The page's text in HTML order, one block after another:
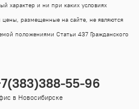
55-96
в Новосибирске
характер и ни при каких условиях
размещенные на сайте, не являются
положениями Статьи 437 Гражданского